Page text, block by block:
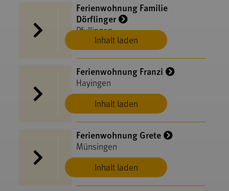
Inhalt laden
Ferienwohnung Familie
Dörflinger
Pfullingen
Inhalt laden
Ferienwohnung Franzi
Hayingen
Inhalt laden
Ferienwohnung Grete
Münsingen